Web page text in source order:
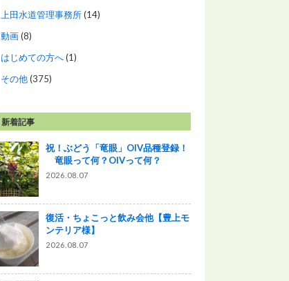
上田水道管理事務所(14)
動画(8)
はじめての方へ(1)
その他(375)
新着記事
祝！ぶどう「竜眼」OIV品種登録！
竜眼って何？OIVって何？
2026.08.07
復活・ちょこっと飲み会他【豊上モ
ンテリア様】
2026.08.07